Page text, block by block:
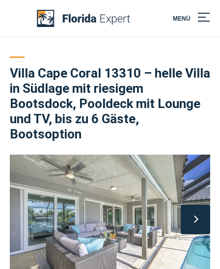
MENÜ
Skip
content
Villa Cape Coral 13310 – helle Villa
in Südlage mit riesigem
Bootsdock, Pooldeck mit Lounge
und TV, bis zu 6 Gäste,
Bootsoption